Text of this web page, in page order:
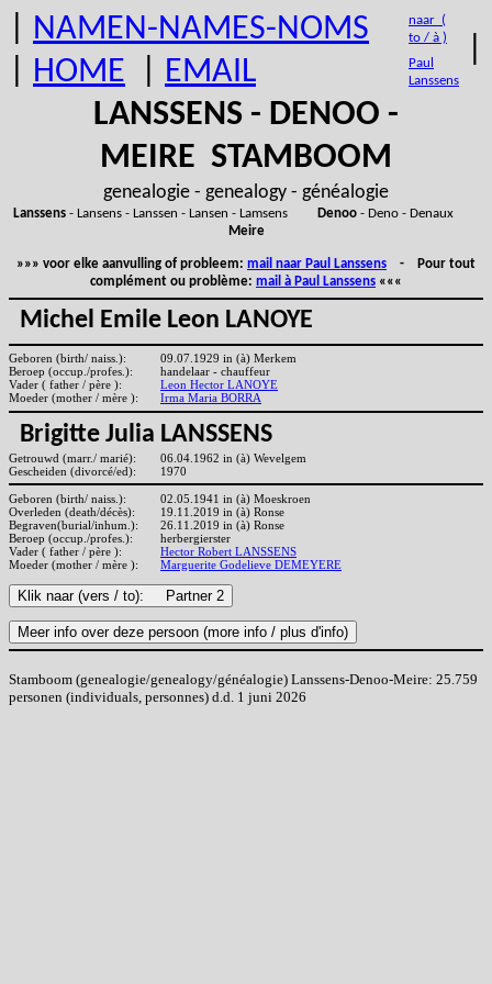
NAMEN-NAMES-NOMS
HOME EMAIL
naar (
to / à )
Paul
Lanssens
LANSSENS - DENOO -
MEIRE STAMBOOM
genealogie - genealogy - généalogie
Lanssens- Lansens - Lanssen - Lansen - Lamsens Denoo- Deno - Denaux
Meire
»»» voor elke aanvulling of probleem: mail naar Paul Lanssens - Pour tout
complément ou problème: mail à Paul Lanssens «««
Michel Emile Leon LANOYE
Geboren (birth/ naiss.):
09.07.1929 in (à) Merkem
Beroep (occup./profes.):
handelaar - chauffeur
Vader ( father / père ):
Leon Hector LANOYE
Moeder (mother / mère ):
Irma Maria BORRA
Brigitte Julia LANSSENS
Getrouwd (marr./ marié):
06.04.1962 in (à) Wevelgem
Gescheiden (divorcé/ed):
1970
Geboren (birth/ naiss.):
02.05.1941 in (à) Moeskroen
Overleden (death/décès):
19.11.2019 in (à) Ronse
Begraven(burial/inhum.):
26.11.2019 in (à) Ronse
Beroep (occup./profes.):
herbergierster
Vader ( father / père ):
Hector Robert LANSSENS
Moeder (mother / mère ):
Marguerite Godelieve DEMEYERE
Stamboom (genealogie/genealogy/généalogie) Lanssens-Denoo-Meire: 25.759
personen (individuals, personnes) d.d. 1 juni 2026